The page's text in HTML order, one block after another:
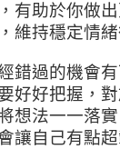
有助於你做
維持穩定情緒
錯過的機會
好好把握，
想法一一落
讓自己有點